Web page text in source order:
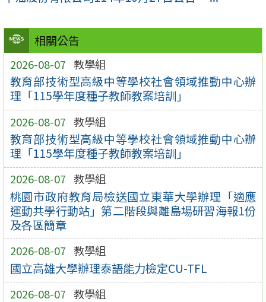
相關公告
2026-08-07 教學組
教育部技術型高級中等學校社會領域推動中心辦
理「115學年度種子教師教案培訓」
2026-08-07 教學組
教育部技術型高級中等學校社會領域推動中心辦
理「115學年度種子教師教案培訓」
2026-08-07 教學組
桃園市政府教育局檢送國立東華大學辦理「適應
運動共學行動站」第二階段與離島場研習海報1份
及各區簡章
2026-08-07 教學組
國立高雄大學辦理泰語能力檢定CU-TFL
2026-08-07 教學組